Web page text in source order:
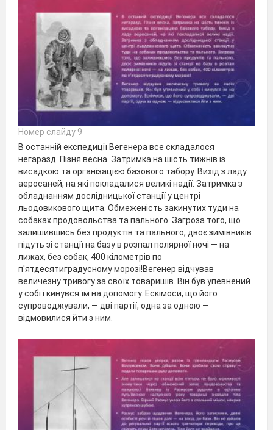
Номер слайду 9
В останній експедиції Вегенера все складалося
негаразд. Пізня весна. Затримка на шість тижнів із
висадкою та організацією базового табору. Вихід з ладу
аеросаней, на які покладалися великі надії. Затримка з
обладнанням дослідницької станції у центрі
льодовикового щита. Обмеженість закинутих туди на
собаках продовольства та пального. Загроза того, що
залишившись без продуктів та пального, двоє зимівників
підуть зі станції на базу в розпал полярної ночі — на
лижах, без собак, 400 кілометрів по
п'ятдесятиградусному морозі!Вегенер відчував
величезну тривогу за своїх товаришів. Він був упевнений
у собі і кинувся їм на допомогу. Ескімоси, що його
супроводжували, — дві партії, одна за одною —
відмовилися йти з ним.